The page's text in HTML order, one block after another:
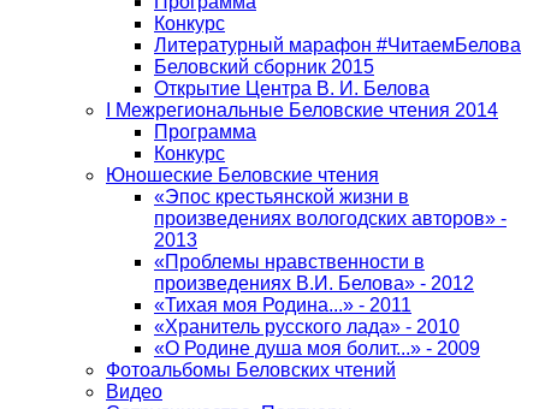
Конкурс
Литературный марафон #ЧитаемБелова
Беловский сборник 2015
Открытие Центра В. И. Белова
I Межрегиональные Беловские чтения 2014
Программа
Конкурс
Юношеские Беловские чтения
«Эпос крестьянской жизни в
произведениях вологодских авторов» -
2013
«Проблемы нравственности в
произведениях В.И. Белова» - 2012
«Тихая моя Родина...» - 2011
«Хранитель русского лада» - 2010
«О Родине душа моя болит...» - 2009
Фотоальбомы Беловских чтений
Видео